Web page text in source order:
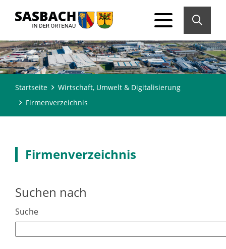
Startseite
Wirtschaft, Umwelt & Digitalisierung
Firmenverzeichnis
Firmenverzeichnis
Suchen nach
Suche